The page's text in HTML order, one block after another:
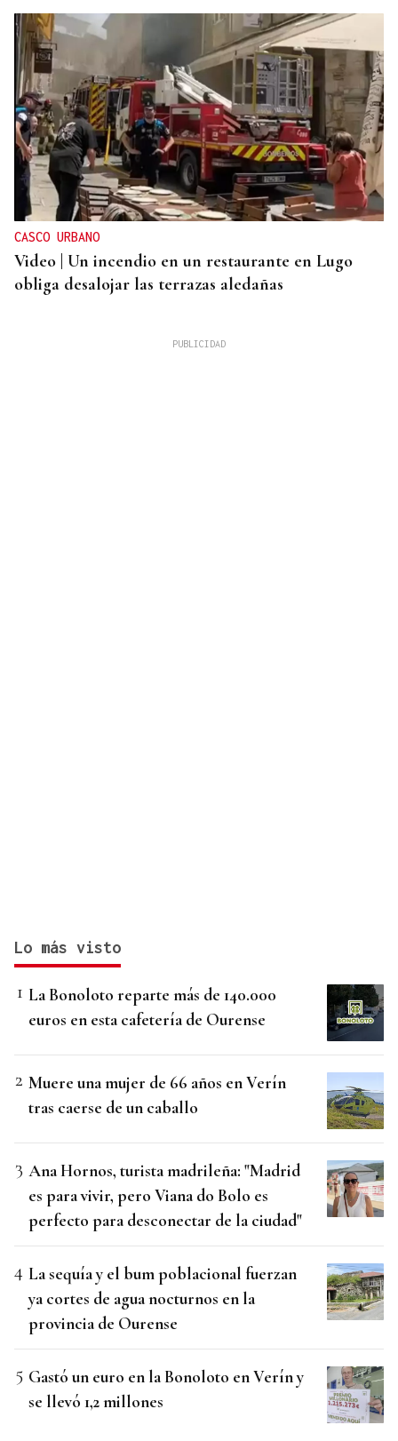
CASCO URBANO
Video | Un incendio en un restaurante en Lugo
obliga desalojar las terrazas aledañas
Lo más visto
La Bonoloto reparte más de 140.000
euros en esta cafetería de Ourense
Muere una mujer de 66 años en Verín
tras caerse de un caballo
Ana Hornos, turista madrileña: "Madrid
es para vivir, pero Viana do Bolo es
perfecto para desconectar de la ciudad"
La sequía y el bum poblacional fuerzan
ya cortes de agua nocturnos en la
provincia de Ourense
Gastó un euro en la Bonoloto en Verín y
se llevó 1,2 millones